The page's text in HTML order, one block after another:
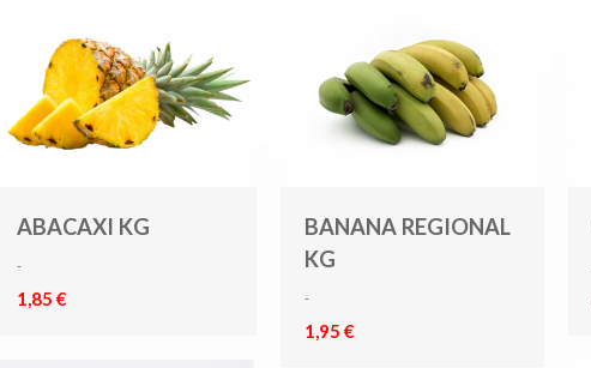
ABACAXI KG
-
1,85 €
BANANA REGIONAL
KG
-
1,95 €